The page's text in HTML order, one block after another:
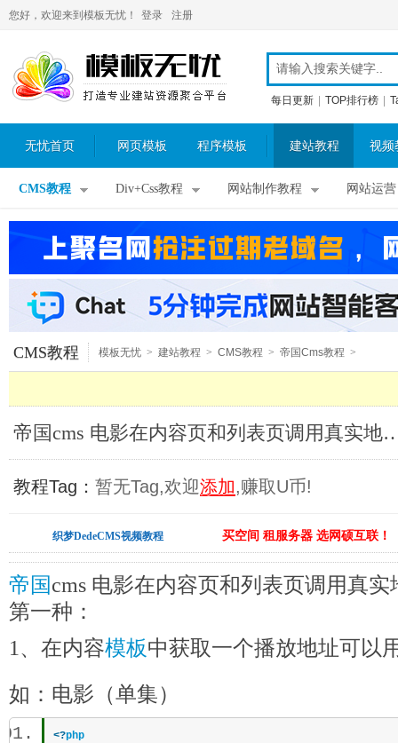
您好，欢迎来到模板无忧！ 登录 注册
每日更新 TOP排行榜
无忧首页 网页模板 程序模板 建站教程 视频
CMS教程 Div+Css教程 网站制作教程 网站运营
CMS教程 模板无忧 > 建站教程 > CMS教程 > 帝国Cms教程 >
帝国cms 电影在内容页和列表页调
教程Tag： 暂无Tag,欢迎添加,赚取U币!
织梦DedeCMS视频教程 买空间 租服务器 选网硕互联！
帝国cms 电影在内容页和列表页调用真实
第一种：
1、在内容模板中获取一个播放地址可以
如：电影（单集）
<?php